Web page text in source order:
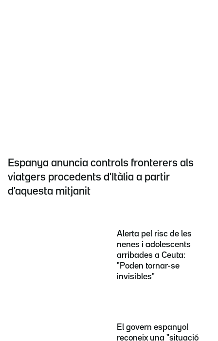
Espanya anuncia controls fronterers als
viatgers procedents d'Itàlia a partir
d'aquesta mitjanit
Alerta pel risc de les
nenes i adolescents
arribades a Ceuta:
"Poden tornar-se
invisibles"
El govern espanyol
reconeix una "situació